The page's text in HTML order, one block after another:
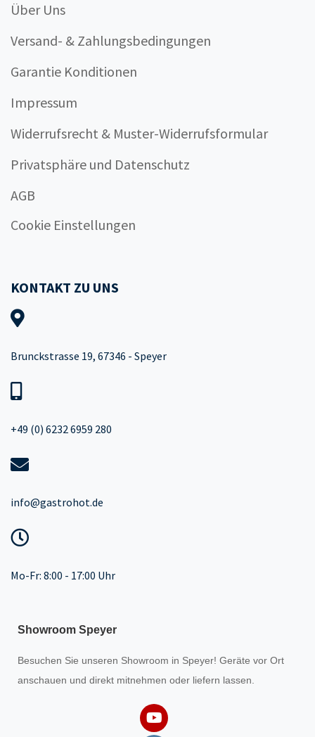
Über Uns
Versand- & Zahlungsbedingungen
Garantie Konditionen
Impressum
Widerrufsrecht & Muster-Widerrufsformular
Privatsphäre und Datenschutz
AGB
Cookie Einstellungen
KONTAKT ZU UNS
Brunckstrasse 19, 67346 - Speyer
+49 (0) 6232 6959 280
info@gastrohot.de
Mo-Fr: 8:00 - 17:00 Uhr
Showroom Speyer
Besuchen Sie unseren Showroom in Speyer! Geräte vor Ort
anschauen und direkt mitnehmen oder liefern lassen.